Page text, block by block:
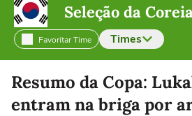
Seleção da
Favoritar Time Times
Selecione o time para ver as notícias
Resumo da Copa:
entram na briga por